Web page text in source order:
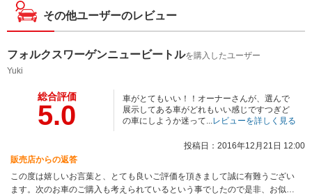
その他ユーザーのレビュー
フォルクスワーゲンニュービートルを購入したユーザー
Yuki
総合評価
5.0
車がとてもいい！！オーナーさんが、選んで
展示してある車がどれもいい感じですつぎど
の車にしようか迷って... レビューを詳しく見る
投稿日：2016年12月21日 12:00
販売店からの返答
この度は嬉しいお言葉と、とても良いご評価を頂きまして誠に有難うござい
ます。次のお車のご購入も考えられているという事でしたので是非、お似合